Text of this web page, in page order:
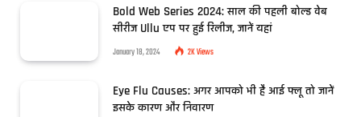
Bold Web Series 2024: साल की पहली बोल्ड वेब
सीरीज Ullu एप पर हुई रिलीज, जानें यहां
January 18, 2024 2KViews
Eye Flu Causes: अगर आपको भी है आई फ्लू तो जानें
इसके कारण और निवारण